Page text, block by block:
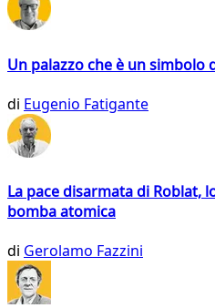
Un palazzo che è un simbolo
di Eugenio Fatigante
La pace disarmata di Roblat,
bomba atomica
di Gerolamo Fazzini